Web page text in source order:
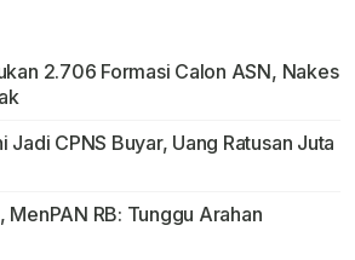
2.706 Formasi Calon ASN, Nakes
Jadi CPNS Buyar, Uang Ratusan Juta
RB: Tunggu Arahan